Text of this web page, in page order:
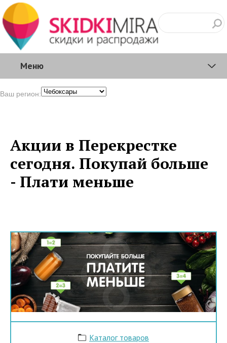
Меню
Ваш регион:
Акции в Перекрестке
сегодня. Покупай больше
- Плати меньше
Каталог товаров